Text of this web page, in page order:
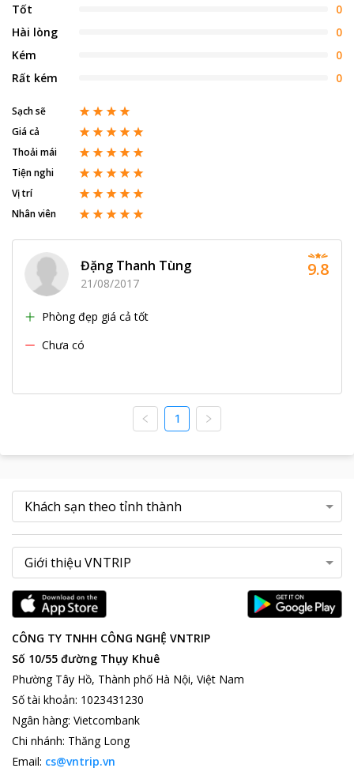
Tốt
0
Hài lòng
0
Kém
0
Rất kém
0
Sạch sẽ
Giá cả
Thoải mái
Tiện nghi
Vị trí
Nhân viên
Đặng Thanh Tùng
21/08/2017
Phòng đẹp giá cả tốt
Chưa có
9.8
1
CÔNG TY TNHH CÔNG NGHỆ VNTRIP
Số 10/55 đường Thụy Khuê
Phường Tây Hồ, Thành phố Hà Nội, Việt Nam
Số tài khoản: 1023431230
Ngân hàng: Vietcombank
Chi nhánh: Thăng Long
Email: cs@vntrip.vn